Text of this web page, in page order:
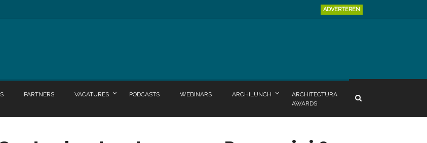
ADVERTEREN
PARTNERS VACATURES PODCASTS WEBINARS ARCHILUNCH
ARCHITECTURA
AWARDS